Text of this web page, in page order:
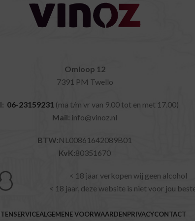
Omloop 12
7391 PM Twello
06-23159231 (ma t/m vr van 9.00 tot en met 17.00)
Mail: info@vinoz.nl
BTW:NL00861642089B01
KvK:80351670
< 18 jaar verkopen wij geen alcohol
< 18 jaar, deze website is niet voor jou
ALGEMENE VOORWAARDENPRIVACYCONTACT